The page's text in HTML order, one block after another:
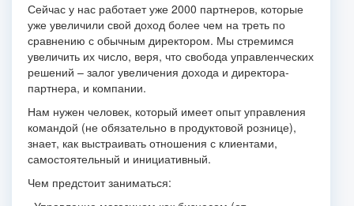
Сейчас у нас работает уже 2000 партнеров, которые
уже увеличили свой доход более чем на треть по
сравнению с обычным директором. Мы стремимся
увеличить их число, веря, что свобода управленческих
решений – залог увеличения дохода и директора-
партнера, и компании.
Нам нужен человек, который имеет опыт управления
командой (не обязательно в продуктовой рознице),
знает, как выстраивать отношения с клиентами,
самостоятельный и инициативный.
Чем предстоит заниматься: